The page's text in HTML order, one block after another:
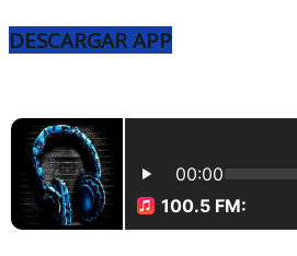
DESCARGAR APP